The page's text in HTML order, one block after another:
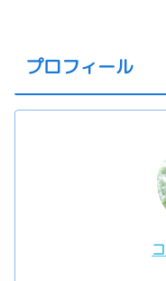
プロフィール